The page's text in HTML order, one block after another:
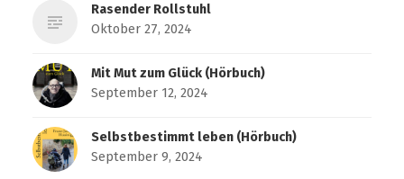
Rasender Rollstuhl
Oktober 27, 2024
Mit Mut zum Glück (Hörbuch)
September 12, 2024
Selbstbestimmt leben (Hörbuch)
September 9, 2024